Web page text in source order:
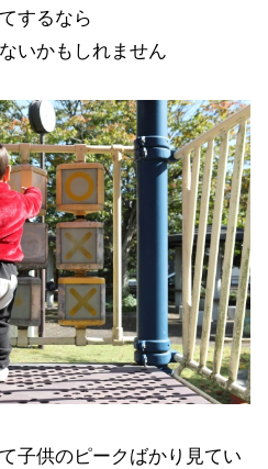
するなら
いかもしれません
子供のピークばかり見てい